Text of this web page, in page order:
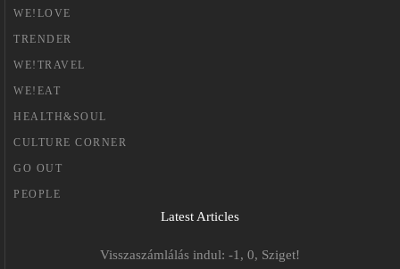
WE!LOVE
TRENDER
WE!TRAVEL
WE!EAT
HEALTH&SOUL
CULTURE CORNER
GO OUT
PEOPLE
Latest Articles
Visszaszámlálás indul: -1, 0, Sziget!